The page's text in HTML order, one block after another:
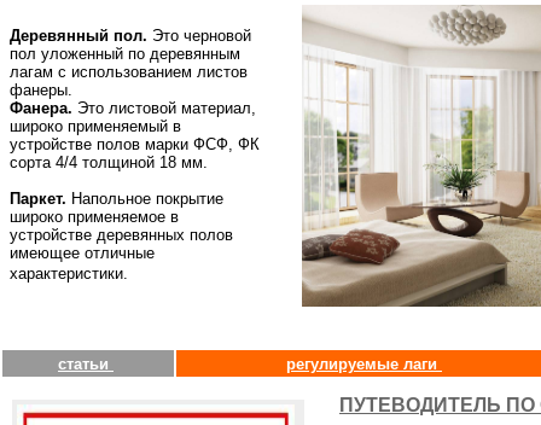
Деревянный пол. Это черновой
пол уложенный по деревянным
лагам с использованием листов
фанеры.
Фанера. Это листовой материал,
широко применяемый в
устройстве полов марки ФСФ, ФК
сорта 4/4 толщиной 18 мм.
Паркет. Напольное покрытие
широко применяемое в
устройстве деревянных полов
имеющее отличные
характеристики.
статьи регулируемые лаги
ПУТЕВОДИТЕЛЬ